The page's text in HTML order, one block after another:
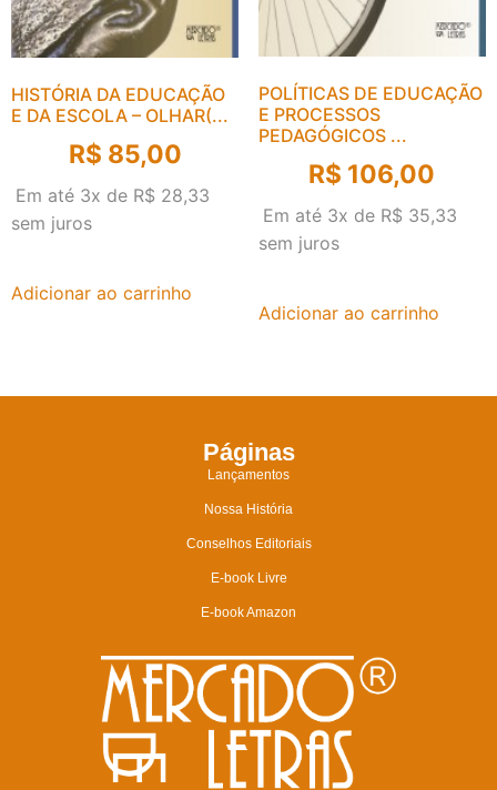
HISTÓRIA DA EDUCAÇÃO
E DA ESCOLA – OLHAR(...
R$ 85,00
Em até 3x de R$ 28,33
sem juros
Adicionar ao carrinho
POLÍTICAS DE EDUCAÇÃO
E PROCESSOS
PEDAGÓGICOS ...
R$ 106,00
Em até 3x de R$ 35,33
sem juros
Adicionar ao carrinho
Páginas
Lançamentos
Nossa História
Conselhos Editoriais
E-book Livre
E-book Amazon